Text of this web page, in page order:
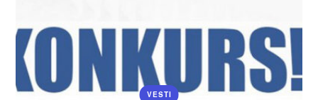
VESTI